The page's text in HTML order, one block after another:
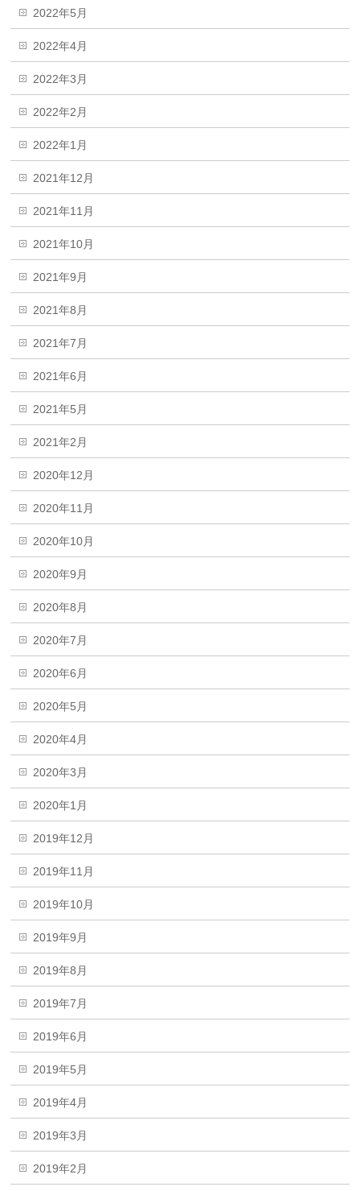
2022年5月
2022年4月
2022年3月
2022年2月
2022年1月
2021年12月
2021年11月
2021年10月
2021年9月
2021年8月
2021年7月
2021年6月
2021年5月
2021年2月
2020年12月
2020年11月
2020年10月
2020年9月
2020年8月
2020年7月
2020年6月
2020年5月
2020年4月
2020年3月
2020年1月
2019年12月
2019年11月
2019年10月
2019年9月
2019年8月
2019年7月
2019年6月
2019年5月
2019年4月
2019年3月
2019年2月